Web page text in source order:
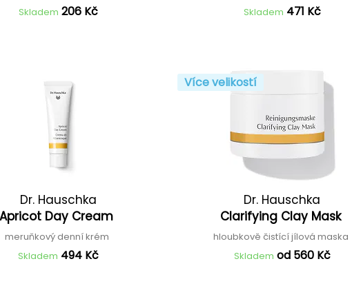
Skladem 206 Kč
Skladem 471 Kč
Dr. Hauschka
Apricot Day Cream
meruňkový denní krém
Skladem 494 Kč
Více velikostí
Dr. Hauschka
Clarifying Clay Mask
hloubkově čistící jílová maska
Skladem od 560 Kč